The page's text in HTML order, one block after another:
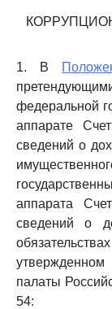
1. В
федеральной
аппарате
сведений о
аппарата
сведений о
палаты
54: